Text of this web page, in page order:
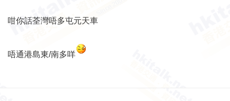
咁你話荃灣唔多屯元天車
唔通港島東/南多咩